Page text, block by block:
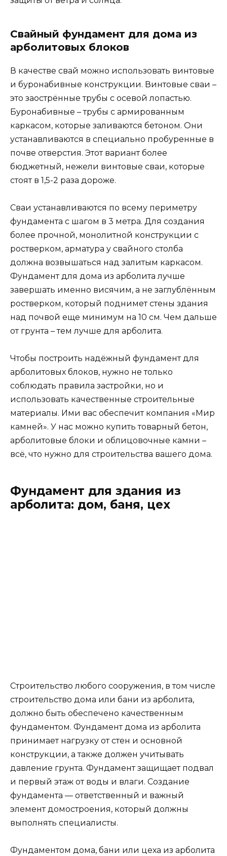
Свайный фундамент для дома из
арболитовых блоков
В качестве свай можно использовать винтовые
и буронабивные конструкции. Винтовые сваи –
это заострённые трубы с осевой лопастью.
Буронабивные – трубы с армированным
каркасом, которые заливаются бетоном. Они
устанавливаются в специально пробуренные в
почве отверстия. Этот вариант более
бюджетный, нежели винтовые сваи, которые
стоят в 1,5-2 раза дороже.
Сваи устанавливаются по всему периметру
фундамента с шагом в 3 метра. Для создания
более прочной, монолитной конструкции с
ростверком, арматура у свайного столба
должна возвышаться над залитым каркасом.
Фундамент для дома из арболита лучше
завершать именно висячим, а не заглублённым
ростверком, который поднимет стены здания
над почвой еще минимум на 10 см. Чем дальше
от грунта – тем лучше для арболита.
Чтобы построить надёжный фундамент для
арболитовых блоков, нужно не только
соблюдать правила застройки, но и
использовать качественные строительные
материалы. Ими вас обеспечит компания «Мир
камней». У нас можно купить товарный бетон,
арболитовые блоки и облицовочные камни –
всё, что нужно для строительства вашего дома.
Фундамент для здания из
арболита: дом, баня, цех
Строительство любого сооружения, в том числе
строительство дома или бани из арболита,
должно быть обеспечено качественным
фундаментом. Фундамент дома из арболита
принимает нагрузку от стен и основной
конструкции, а также должен учитывать
давление грунта. Фундамент защищает подвал
и первый этаж от воды и влаги. Создание
фундамента — ответственный и важный
элемент домостроения, который должны
выполнять специалисты.
Фундаментом дома, бани или цеха из арболита